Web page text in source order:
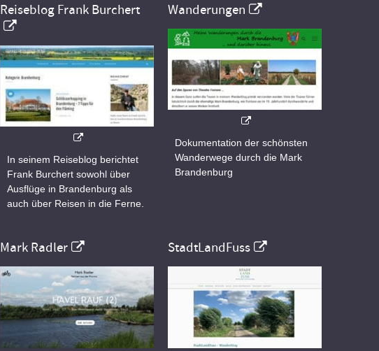
Reiseblog Frank Burchert
In seinem Reiseblog berichtet
Frank Burchert sowohl über
Ausflüge in Brandenburg als
auch über Reisen in die Ferne.
Wanderungen
Dokumentation der schönsten
Wanderwege durch die Mark
Brandenburg
Mark Radler StadtLandFuss